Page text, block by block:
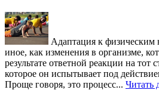
Адаптация к физическим
иное, как изменения в организме,
результате ответной реакции на тот
которое он испытывает под
Проще говоря, это процесс... Читать